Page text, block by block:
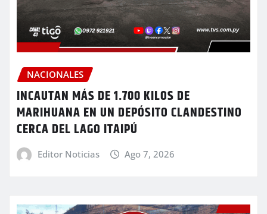
NACIONALES
INCAUTAN MÁS DE 1.700 KILOS DE
MARIHUANA EN UN DEPÓSITO CLANDESTINO
CERCA DEL LAGO ITAIPÚ
Editor Noticias Ago 7, 2026